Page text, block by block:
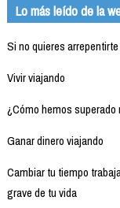
Lo más leído de la
Si no quieres
Vivir viajando
¿Cómo hemos
Ganar dinero viajando
Cambiar tu tiempo
grave de tu vida